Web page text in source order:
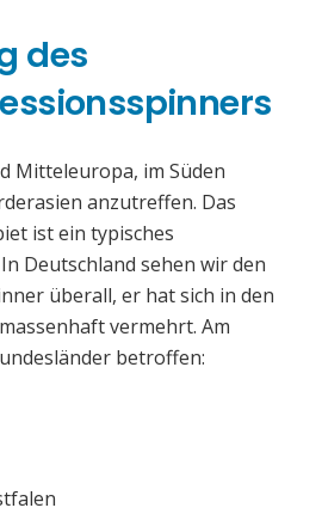
des
Mitteleuropa, im Süden
anzutreffen. Das
ist ein typisches
Deutschland sehen wir den
überall, er hat sich in den
vermehrt. Am
betroffen: